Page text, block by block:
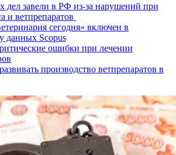
дел завели в РФ из-за нарушений при
и ветпрепаратов
сегодня» включен в
данных Scopus
ошибки при лечении
производство ветпрепаратов в